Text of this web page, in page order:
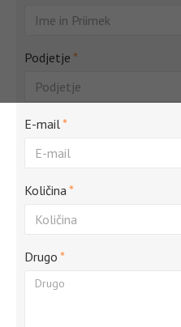
Podjetje
E-mail
Količina
Drugo